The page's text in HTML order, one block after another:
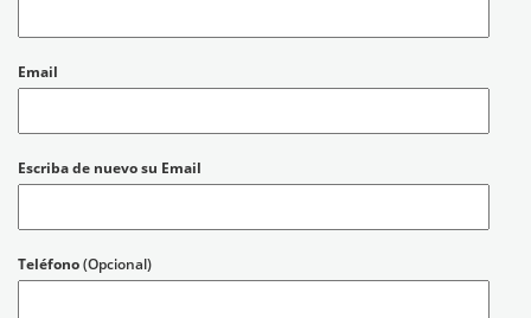
Email
Escriba de nuevo su Email
Teléfono(Opcional)